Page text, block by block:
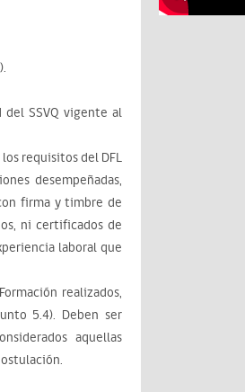
SSVQ vigente al
requisitos del DFL
desempeñadas,
firma y timbre de
ni certificados de
laboral que
realizados,
5.4). Deben ser
aquellas